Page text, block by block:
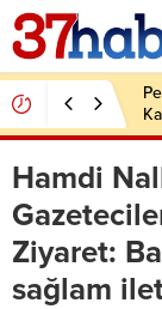
Hamdi
Ziyaret:
sağlam